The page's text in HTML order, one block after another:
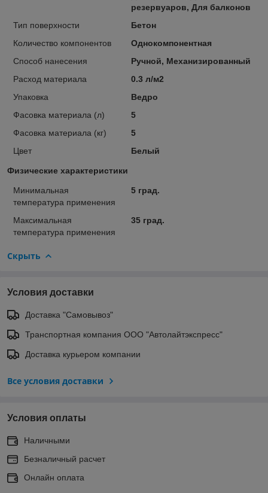
резервуаров, Для балконов
Тип поверхности
Бетон
Количество компонентов
Однокомпонентная
Способ нанесения
Ручной, Механизированный
Расход материала
0.3 л/м2
Упаковка
Ведро
Фасовка материала (л)
5
Фасовка материала (кг)
5
Цвет
Белый
Физические характеристики
Минимальная
температура применения
5 град.
Максимальная
температура применения
35 град.
Скрыть
Условия доставки
Доставка "Самовывоз"
Транспортная компания ООО "Автолайтэкспресс"
Доставка курьером компании
Все условия доставки
Условия оплаты
Наличными
Безналичный расчет
Онлайн оплата